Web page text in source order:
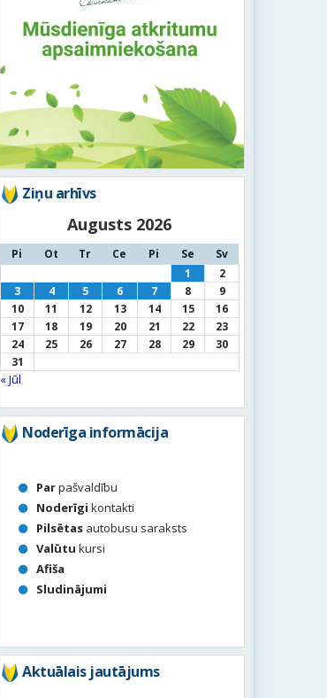
Ziņu arhīvs
Augusts 2026
Pi Ot Tr Ce Pi Se
Sv
1
2
3
4 5 6 7 8
9
10
11 12 13 14 15
16
17
18 19 20 21 22
23
24
25 26 27 28 29
30
31
« Jūl
Noderīga informācija
Parpašvaldību
Noderīgi kontakti
Pilsētas autobusu saraksts
Valūtu kursi
Afiša
Sludinājumi
Aktuālais jautājums